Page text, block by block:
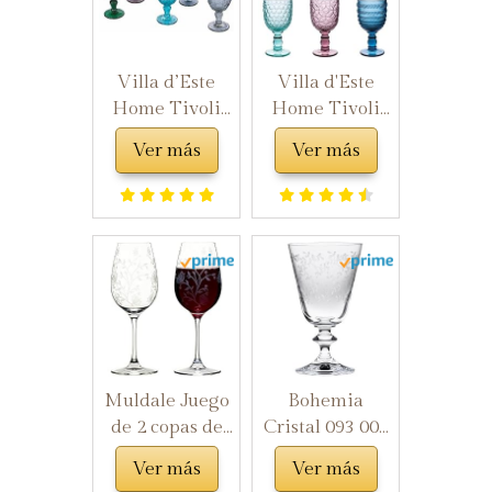
Cóctel
Villa d’Este
Home Tivoli
2191709 Syrah-
Juego de 6
Copas de Vino,
Vidrio,
Multicolor
Ver más
Villa d'Este
Home Tivoli
Geometrie -
Juego de 6
copas de cristal
de 280 ml
Ver más
Muldale Juego
de 2 copas de
vino tinto de
cristal
Ver más
Bohemia
Cristal 093 006
044 Provence -
Copas de Vino
Ver más